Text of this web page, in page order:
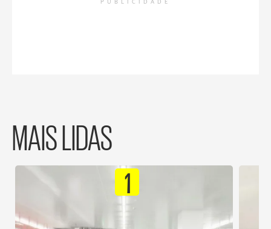
PUBLICIDADE
MAIS LIDAS
1